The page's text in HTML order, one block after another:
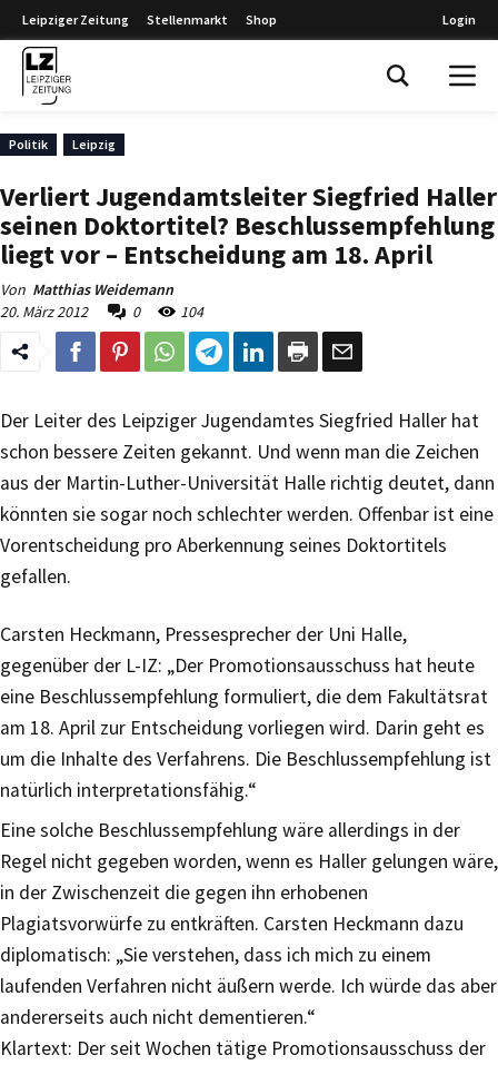
Leipziger Zeitung Stellenmarkt Shop Login
Politik Leipzig
Verliert Jugendamtsleiter Siegfried Haller
seinen Doktortitel? Beschlussempfehlung
liegt vor – Entscheidung am 18. April
Von Matthias Weidemann
20. März 2012
0 104
Der Leiter des Leipziger Jugendamtes Siegfried Haller hat
schon bessere Zeiten gekannt. Und wenn man die Zeichen
aus der Martin-Luther-Universität Halle richtig deutet, dann
könnten sie sogar noch schlechter werden. Offenbar ist eine
Vorentscheidung pro Aberkennung seines Doktortitels
gefallen.
Carsten Heckmann, Pressesprecher der Uni Halle,
gegenüber der L-IZ: „Der Promotionsausschuss hat heute
eine Beschlussempfehlung formuliert, die dem Fakultätsrat
am 18. April zur Entscheidung vorliegen wird. Darin geht es
um die Inhalte des Verfahrens. Die Beschlussempfehlung ist
natürlich interpretationsfähig.“
Eine solche Beschlussempfehlung wäre allerdings in der
Regel nicht gegeben worden, wenn es Haller gelungen wäre,
in der Zwischenzeit die gegen ihn erhobenen
Plagiatsvorwürfe zu entkräften. Carsten Heckmann dazu
diplomatisch: „Sie verstehen, dass ich mich zu einem
laufenden Verfahren nicht äußern werde. Ich würde das aber
andererseits auch nicht dementieren.“
Klartext: Der seit Wochen tätige Promotionsausschuss der